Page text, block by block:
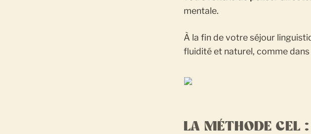
mentale.
À la fin de votre séjour
fluidité et naturel, comme
LA MÉTHODE CEL